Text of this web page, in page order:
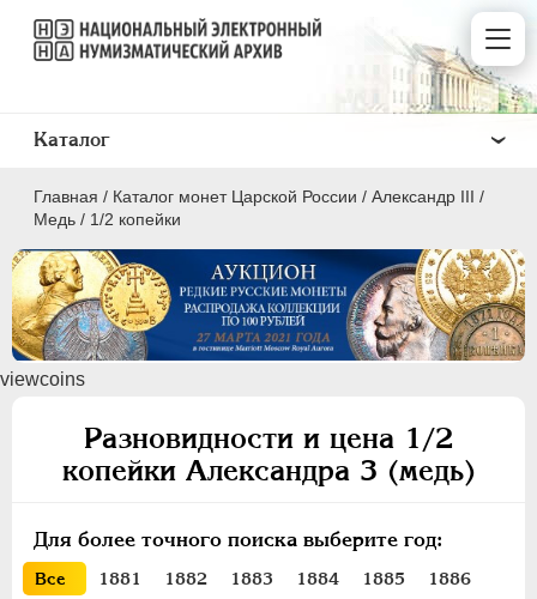
Главная / Каталог монет Царской России / Александр III /
Медь / 1/2 копейки
viewcoins
Разновидности и цена 1/2
копейки Александра 3 (медь)
Для более точного поиска выберите год:
Все 1881 1882 1883 1884 1885
1886
Каталог
ПEТР I 1699 - 1725
ЕКАТЕРИНА I
АННА ИОАННОВНА 1730-1740
ИОАНН АНТОНОВИЧ 1740-1741
ПЕТР III 1762-1762
ЕКАТЕРИНА II
1762-1796